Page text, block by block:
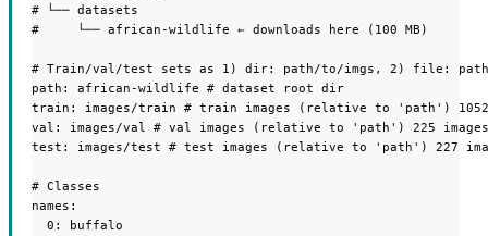
# └── datasets
#     └── african-wildlife ← downloads here (100 MB)
# Train/val/test sets as 1) dir: path/to/imgs, 2) file:
path: african-wildlife # dataset root dir
train: images/train # train images (relative to 'path') 1052
val: images/val # val images (relative to 'path') 225 images
test: images/test # test images (relative to 'path') 227
# Classes
names:
  0: buffalo